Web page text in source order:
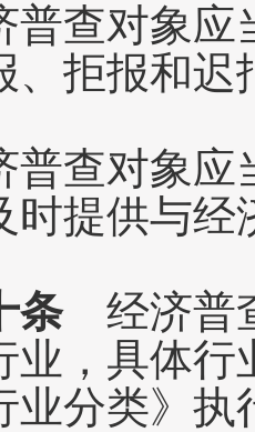
对象应
、拒报和迟
对象应
时提供与经
条经济普
业，具体行
业分类》执